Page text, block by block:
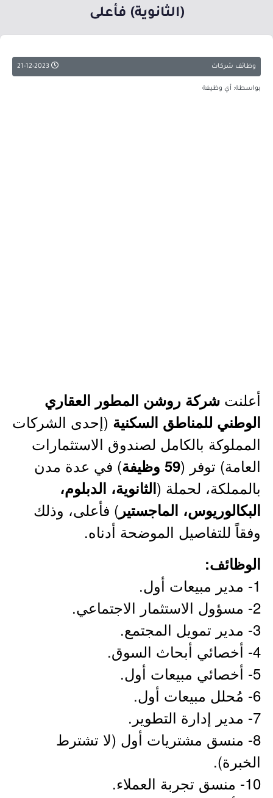
(الثانوية) فأعلى
وظائف شركات
بواسطة: أي وظيفة
أعلنت شركة روشن المطور العقاري
الوطني للمناطق السكنية (إحدى الشركات
المملوكة بالكامل لصندوق الاستثمارات
العامة) توفر (59 وظيفة
) في عدة مدن
بالمملكة، لحملة (الثانوية، الدبلوم،
البكالوريوس، الماجستير ) فأعلى، وذلك
وفقاً للتفاصيل الموضحة أدناه.
الوظائف:
1- مدير مبيعات أول.
2- مسؤول الاستثمار الاجتماعي.
3- مدير تمويل المجتمع.
4- أخصائي أبحاث السوق.
5- أخصائي مبيعات أول.
6- مُحلل مبيعات أول.
7- مدير إدارة التطوير.
8- منسق مشتريات أول (لا تشترط
الخبرة).
10- منسق تجربة العملاء.